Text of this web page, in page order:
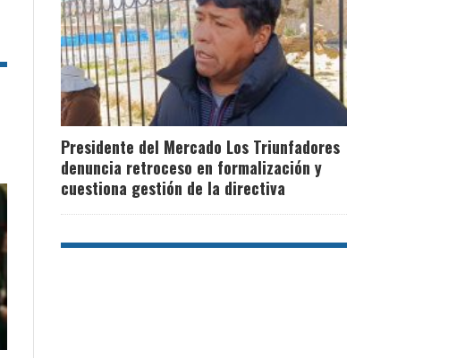
Presidente del Mercado Los Triunfadores
denuncia retroceso en formalización y
cuestiona gestión de la directiva